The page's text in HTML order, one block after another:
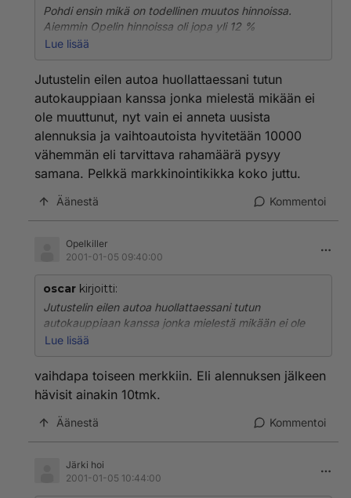
Pohdi ensin mikä on todellinen muutos hinnoissa.
Aiemmin Opelin hinnoissa oli jopa yli 12 %
alennusmahdollisuus ilman vaihturia. En tiedä onko
nettohintapuolella muutosta ei juurikaan ole
ratkeisevia ostopäätöksen suhteen.
Omat kokemukset vuoden 2000 Astrasta eivät ole
erityisen hyvät. Auto on todella hyvä käytössä, mutta
laatu jättää toivomisen varaa. 5 kk ja 35 tkm aikana
takuulaskujen loppusumma on noin 20000 mk ja
matkan keskeytymisiäkin on sattunut. Toisaalta tämä
Lue lisää
Jutustelin eilen autoa huollattaessani tutun
autokauppiaan kanssa jonka mielestä mikään ei
ole muuttunut, nyt vain ei anneta uusista
alennuksia ja vaihtoautoista hyvitetään 10000
vähemmän eli tarvittava rahamäärä pysyy
samana. Pelkkä markkinointikikka koko juttu.
Äänestä Kommentoi
Opelkiller
2001-01-05 09:40:00
oscar kirjoitti:
Jutustelin eilen autoa huollattaessani tutun
autokauppiaan kanssa jonka mielestä mikään ei ole
muuttunut, nyt vain ei anneta uusista alennuksia ja
tarvittava rahamäärä pysyy samana. Pelkkä
markkinointikikka koko juttu.
Lue lisää
vaihdapa toiseen merkkiin. Eli alennuksen jälkeen
hävisit ainakin 10tmk.
Äänestä Kommentoi
Järki hoi
2001-01-05 10:44:00